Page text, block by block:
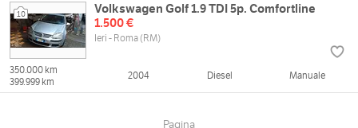
10
Volkswagen Golf 1.9 TDI 5p. Comfortline
1.500 €
Ieri - Roma (RM)
350.000 km
399.999 km
2004 Diesel Manuale
Pagina